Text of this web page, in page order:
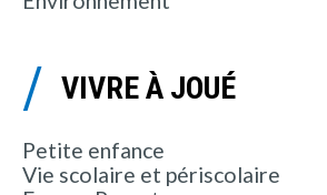
VIVRE À JOUÉ
Petite enfance
Vie scolaire et périscolaire